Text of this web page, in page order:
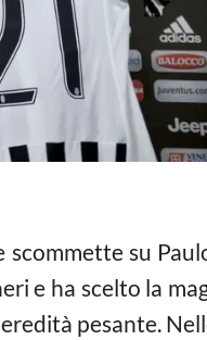
scommette su
e ha scelto la
pesante.